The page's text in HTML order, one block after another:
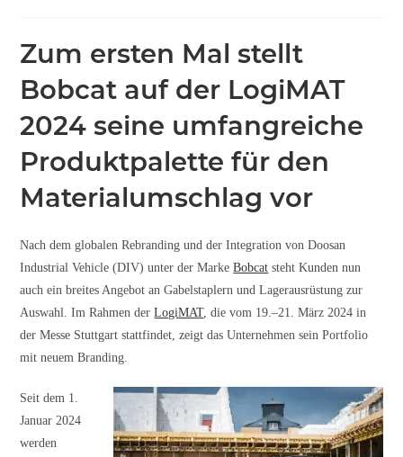
Zum ersten Mal stellt
Bobcat auf der LogiMAT
2024 seine umfangreiche
Produktpalette für den
Materialumschlag vor
Nach dem globalen Rebranding und der Integration von Doosan
Industrial Vehicle (DIV) unter der MarkeBobcat steht Kunden nun
auch ein breites Angebot an Gabelstaplern und Lagerausrüstung zur
Auswahl. Im Rahmen derLogiMAT, die vom 19.–21. März 2024 in
der Messe Stuttgart stattfindet, zeigt das Unternehmen sein Portfolio
mit neuem Branding.
Seit dem 1.
Januar 2024
werden